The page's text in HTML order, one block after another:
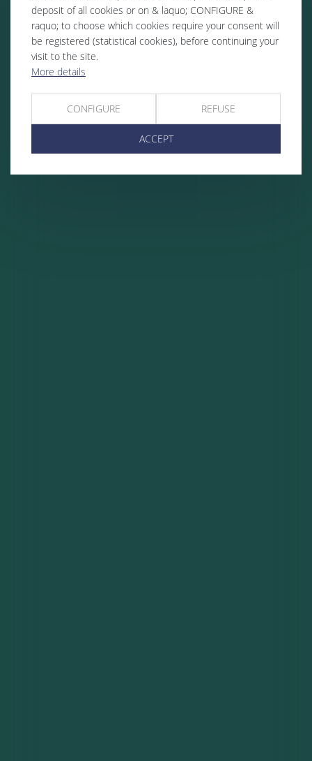
deposit of all cookies or on & laquo; CONFIGURE &
raquo; to choose which cookies require your consent will
be registered (statistical cookies), before continuing your
visit to the site.
More details
CONFIGURE REFUSE
ACCEPT